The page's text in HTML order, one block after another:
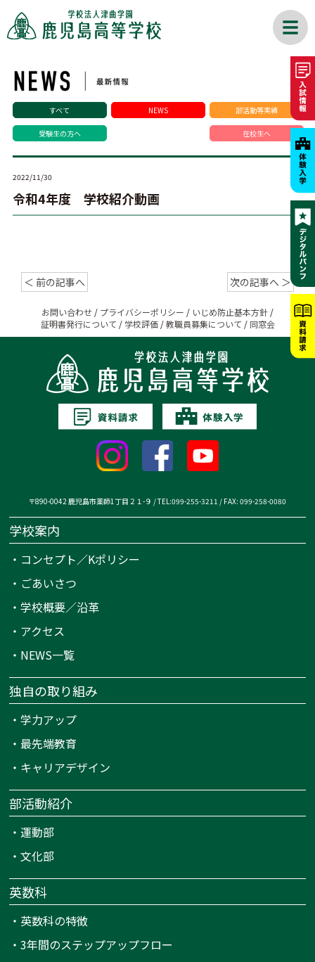
すべて NEWS 部活動等実績
受験生の方へ 在校生へ
2022/11/30
令和4年度 学校紹介動画
＜ 前の記事へ 次の記事へ ＞
お問い合わせ / プライバシーポリシー / いじめ防止基本方針 /
証明書発行について / 学校評価/教職員募集について / 同窓会
〒890-0042 鹿児島市薬師1丁目２１-９ / TEL:099-255-3211 / FAX: 099-258-0080
学校案内
・ コンセプト／Kポリシー
・ ごあいさつ
・学校概要／沿革
・ アクセス
・ NEWS一覧
独自の取り組み
・学力アップ
・最先端教育
・ キャリアデザイン
部活動紹介
・運動部
・文化部
英数科
・ 英数科の特徴
・3年間のステップアップフロー